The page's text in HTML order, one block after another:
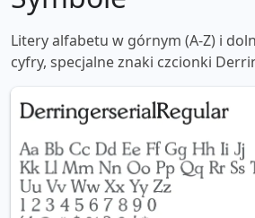
Litery alfabetu w górnym (A-Z) i
cyfry, specjalne znaki czcionki